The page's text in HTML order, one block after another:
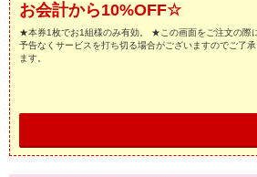
お会計から10%OFF☆
★本券1枚でお1組様のみ有効。 ★この画面をご注文の際
予告なくサービスを打ち切る場合がございますのでご了
ます。